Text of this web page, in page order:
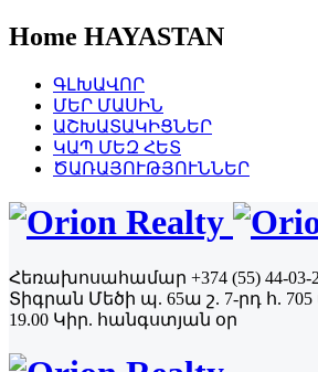
Home HAYASTAN
ԳԼԽԱՎՈՐ
ՄԵՐ ՄԱՍԻՆ
ԱՇԽԱՏԱԿԻՑՆԵՐ
ԿԱՊ ՄԵԶ ՀԵՏ
ԾԱՌԱՅՈՒԹՅՈՒՆՆԵՐ
Հեռախոսահամար +374 (55) 44-03-
Տիգրան Մեծի պ. 65ա շ. 7-րդ հ. 705
19.00 Կիր. հանգստյան օր